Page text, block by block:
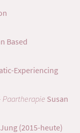
Based
Experiencing
Paartherapie Susan
(2015-heute)